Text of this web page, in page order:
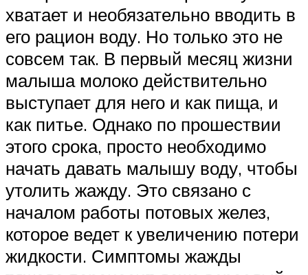
хватает и необязательно вводить в
его рацион воду. Но только это не
совсем так. В первый месяц жизни
малыша молоко действительно
выступает для него и как пища, и
как питье. Однако по прошествии
этого срока, просто необходимо
начать давать малышу воду, чтобы
утолить жажду. Это связано с
началом работы потовых желез,
которое ведет к увеличению потери
жидкости. Симптомы жажды